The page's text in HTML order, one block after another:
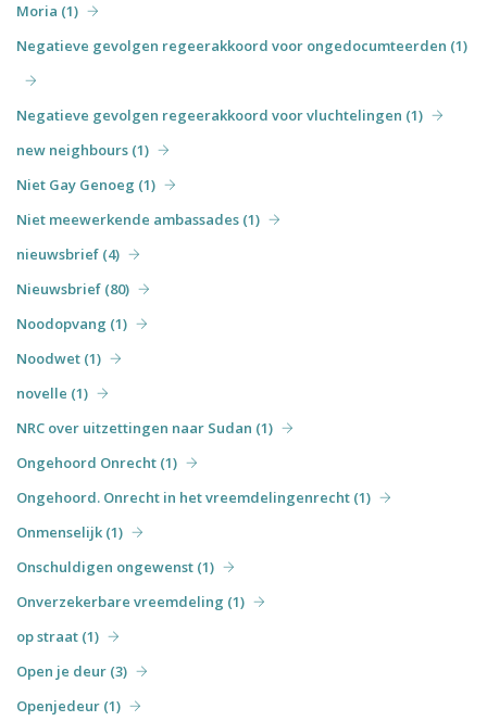
Moria (1)
Negatieve gevolgen regeerakkoord voor ongedocumteerden (1)
Negatieve gevolgen regeerakkoord voor vluchtelingen (1)
new neighbours (1)
Niet Gay Genoeg (1)
Niet meewerkende ambassades (1)
nieuwsbrief (4)
Nieuwsbrief (80)
Noodopvang (1)
Noodwet (1)
novelle (1)
NRC over uitzettingen naar Sudan (1)
Ongehoord Onrecht (1)
Ongehoord. Onrecht in het vreemdelingenrecht (1)
Onmenselijk (1)
Onschuldigen ongewenst (1)
Onverzekerbare vreemdeling (1)
op straat (1)
Open je deur (3)
Openjedeur (1)